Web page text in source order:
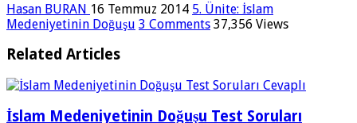
Hasan BURAN 16 Temmuz 2014 5. Ünite: İslam
Medeniyetinin Doğuşu 3 Comments 37,356 Views
Related Articles
İslam Medeniyetinin Doğuşu Test Soruları